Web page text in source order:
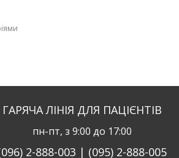
ГАРЯЧА ЛІНІЯ ДЛЯ ПАЦІЄНТІВ
пн-пт, з 9:00 до 17:00
2-888-003 | (095) 2-888-005